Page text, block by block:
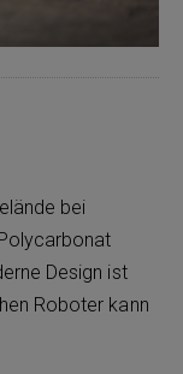
bei
Design ist
Roboter kann